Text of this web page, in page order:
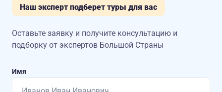
Наш эксперт подберет туры для вас
Оставьте заявку и получите консультацию и
подборку от экспертов Большой Страны
Имя